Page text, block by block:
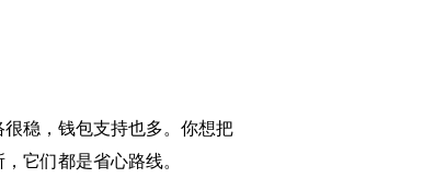
稳，钱包支持也多。你想把
它们都是省心路线。